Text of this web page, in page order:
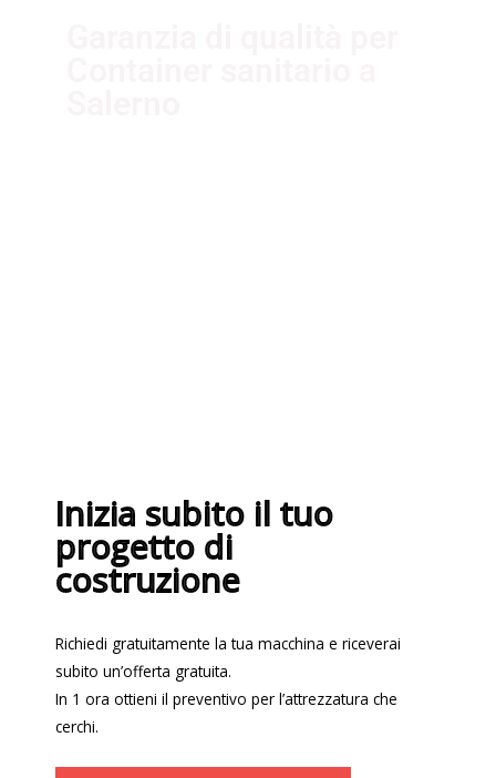
Inizia subito il tuo
progetto di
costruzione
Richiedi gratuitamente la tua macchina e riceverai
subito un’offerta gratuita.
In 1 ora ottieni il preventivo per l’attrezzatura che
cerchi.